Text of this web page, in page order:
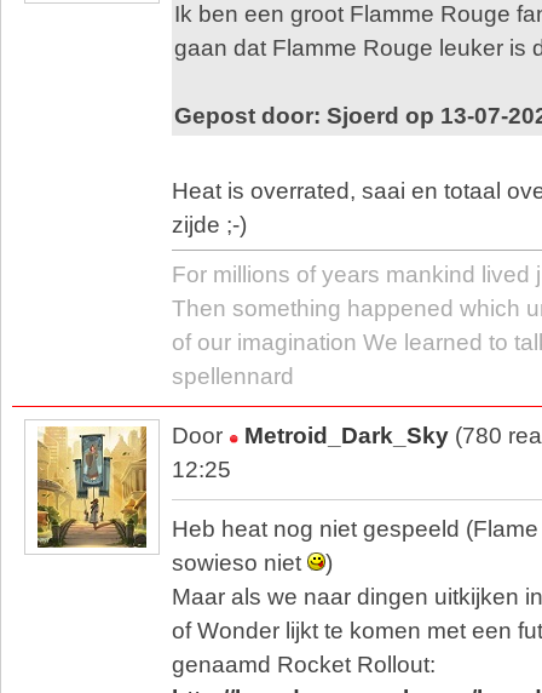
Ik ben een groot Flamme Rouge
gaan dat Flamme Rouge leuker is
Gepost door: Sjoerd op 13-07-
Heat is overrated, saai en totaal
zijde ;-)
For millions of years mankind lived
Then something happened which
of our imagination We learned to
spellennard
Door Metroid_Dark_Sky (780
12:25
Heb heat nog niet gespeeld
sowieso niet
)
Maar als we naar dingen uitkijken
of Wonder lijkt te komen met een
genaamd Rocket Rollout: